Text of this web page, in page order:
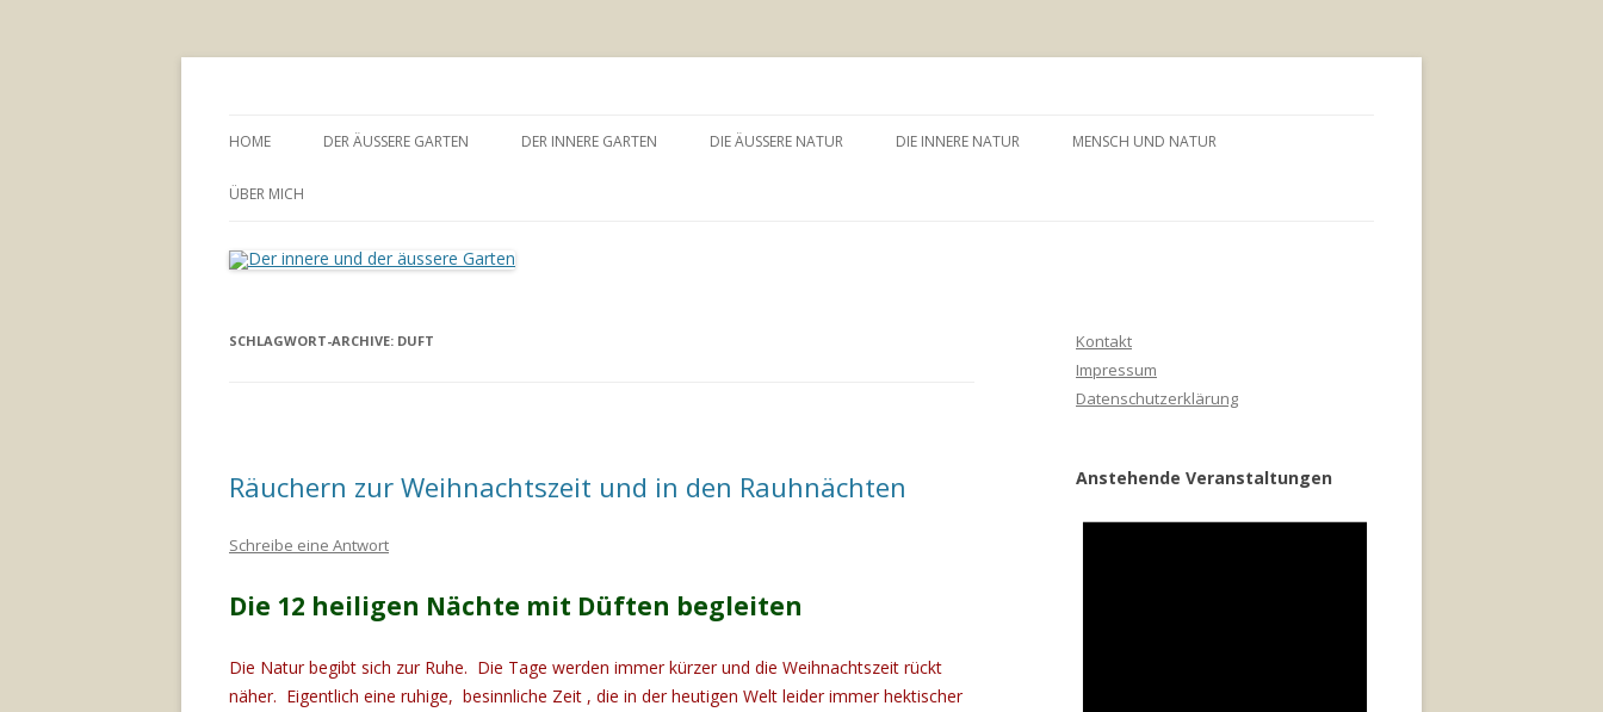
Inhalt
HOME DER ÄUSSERE GARTEN DER INNERE GARTEN DIE ÄUSSERE NATUR DIE INNERE NATUR MENSCH UND NATUR
ÜBER MICH
SCHLAGWORT-ARCHIVE: DUFT
Räuchern zur Weihnachtszeit und in den Rauhnächten
Schreibe eine Antwort
Die 12 heiligen Nächte mit Düften begleiten
Die Natur begibt sich zur Ruhe. Die Tage werden immer kürzer und die Weihnachtszeit rückt
näher. Eigentlich eine ruhige, besinnliche Zeit , die in der heutigen Welt leider immer hektischer
Kontakt
Impressum
Datenschutzerklärung
Anstehende Veranstaltungen